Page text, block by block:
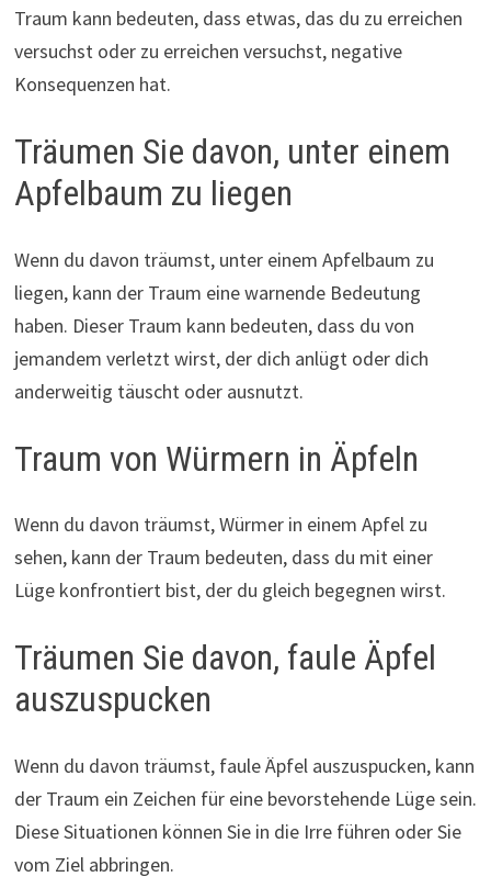
Traum kann bedeuten, dass etwas, das du zu erreichen
versuchst oder zu erreichen versuchst, negative
Konsequenzen hat.
Träumen Sie davon, unter einem
Apfelbaum zu liegen
Wenn du davon träumst, unter einem Apfelbaum zu
liegen, kann der Traum eine warnende Bedeutung
haben. Dieser Traum kann bedeuten, dass du von
jemandem verletzt wirst, der dich anlügt oder dich
anderweitig täuscht oder ausnutzt.
Traum von Würmern in Äpfeln
Wenn du davon träumst, Würmer in einem Apfel zu
sehen, kann der Traum bedeuten, dass du mit einer
Lüge konfrontiert bist, der du gleich begegnen wirst.
Träumen Sie davon, faule Äpfel
auszuspucken
Wenn du davon träumst, faule Äpfel auszuspucken, kann
der Traum ein Zeichen für eine bevorstehende Lüge sein.
Diese Situationen können Sie in die Irre führen oder Sie
vom Ziel abbringen.